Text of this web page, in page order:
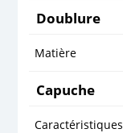
Doublure
Matière
Capuche
Caractéristiques